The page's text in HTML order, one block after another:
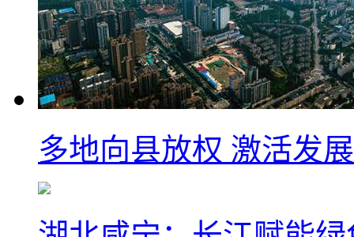
多地向县放权 激活发